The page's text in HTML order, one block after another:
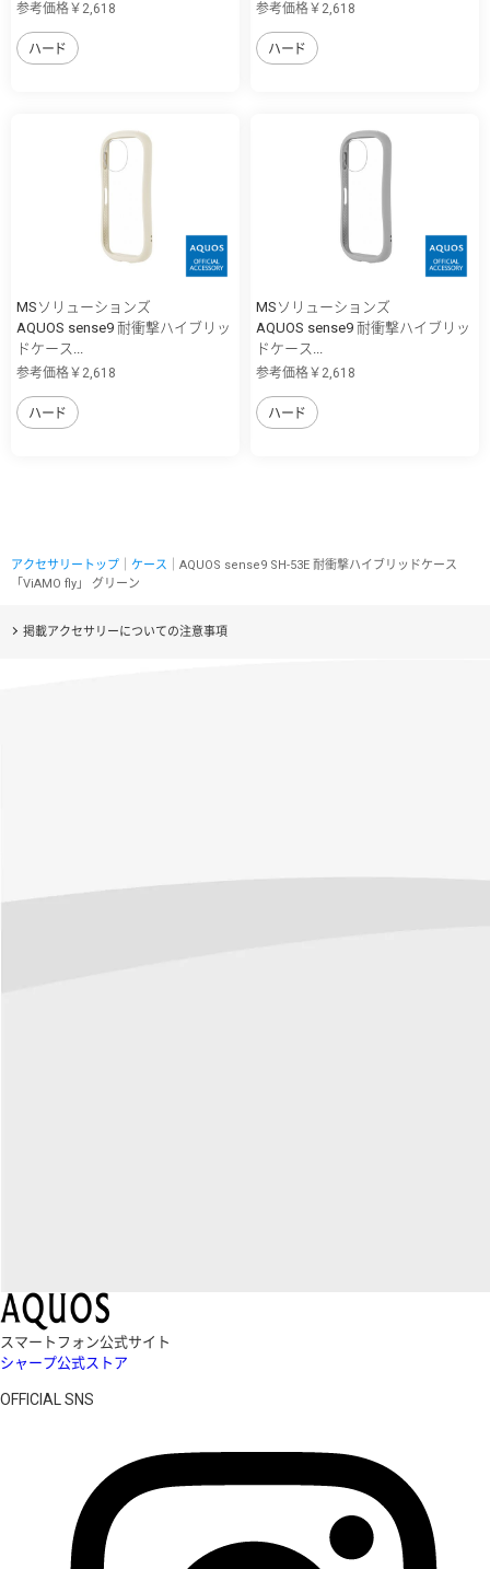
参考価格￥2,618
ハード
参考価格￥2,618
ハード
MSソリューションズ
AQUOS sense9 耐衝撃ハイブリッ
ドケース...
参考価格￥2,618
ハード
MSソリューションズ
AQUOS sense9 耐衝撃ハイブリッ
ドケース...
参考価格￥2,618
ハード
アクセサリートップ ケース ｜AQUOS sense9 SH-53E 耐衝撃ハイブリッドケース
「ViAMO fly」 グリーン
掲載アクセサリーについての注意事項
スマートフォン公式サイト
シャープ公式ストア
OFFICIAL SNS